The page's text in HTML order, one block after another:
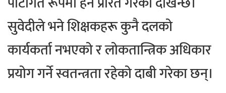
सुवेदीले भने शिक्षकहरू कुनै दलको
कार्यकर्ता नभएको र लोकतान्त्रिक अधिकार
प्रयोग गर्ने स्वतन्त्रता रहेको दाबी गरेका छन्।